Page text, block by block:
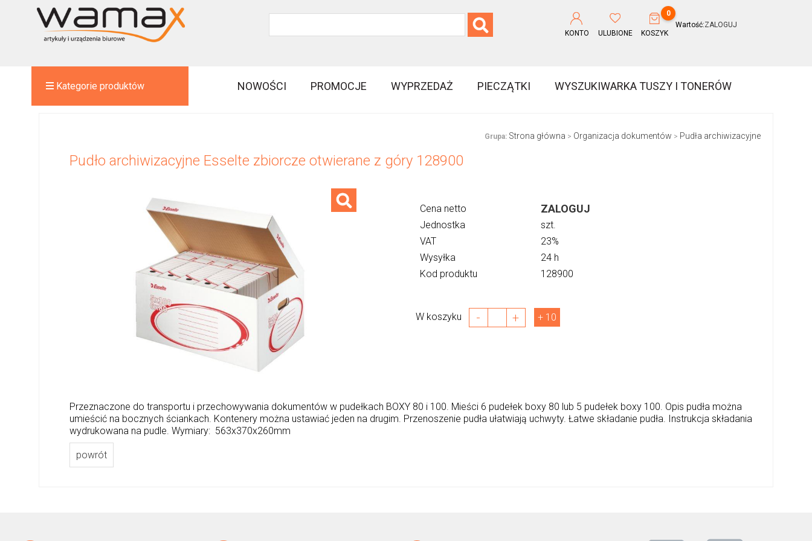
KONTO ULUBIONE
0
KOSZYK
Wartość:ZALOGUJ
Kategorie produktów NOWOŚCI PROMOCJE WYPRZEDAŻ PIECZĄTKI WYSZUKIWARKA TUSZY I TONERÓW
Grupa: Strona główna > Organizacja dokumentów > Pudła archiwizacyjne
Pudło archiwizacyjne Esselte zbiorcze otwierane z góry 128900
Cena netto ZALOGUJ
Jednostka
szt.
VAT
23%
Wysyłka
24 h
Kod produktu
128900
W koszyku - + + 10
Przeznaczone do transportu i przechowywania dokumentów w pudełkach BOXY 80 i 100. Mieści 6 pudełek boxy 80 lub 5 pudełek boxy 100. Opis pudła można
umieścić na bocznych ściankach. Kontenery można ustawiać jeden na drugim. Przenoszenie pudła ułatwiają uchwyty. Łatwe składanie pudła. Instrukcja składania
wydrukowana na pudle. Wymiary: 563x370x260mm
powrót